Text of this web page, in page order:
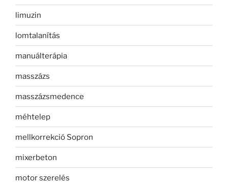
limuzin
lomtalanítás
manuálterápia
masszázs
masszázsmedence
méhtelep
mellkorrekció Sopron
mixerbeton
motor szerelés